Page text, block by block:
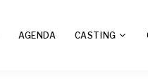
AGENDA CASTING